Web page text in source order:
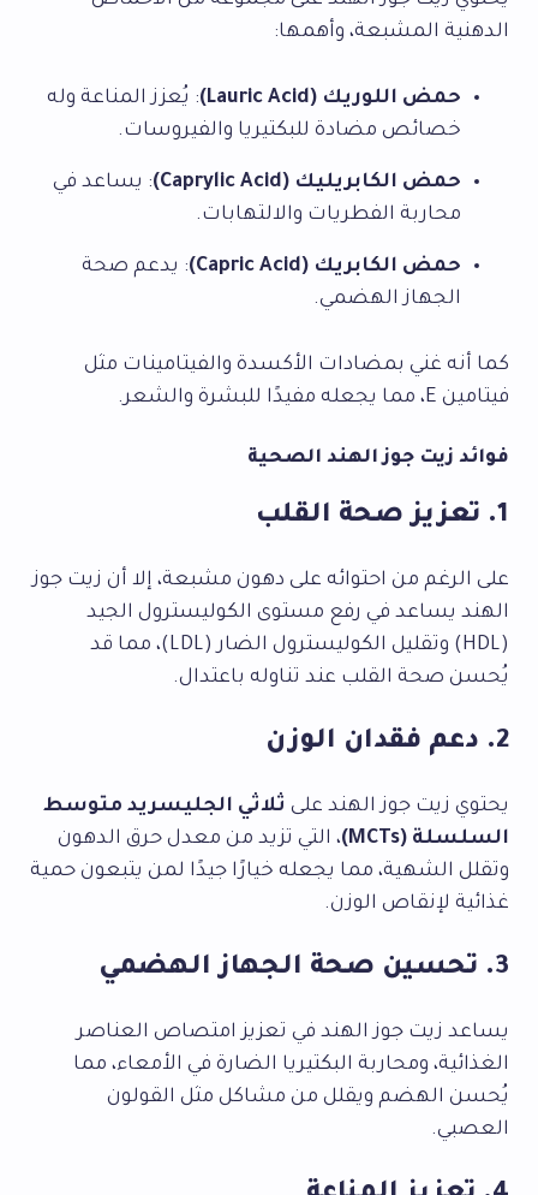
الدهنية المشبعة، وأهمها:
حمض اللوريك (Lauric Acid)
: يُعزز المناعة وله
خصائص مضادة للبكتيريا والفيروسات.
حمض الكابريليك (Caprylic Acid)
: يساعد في
محاربة الفطريات والالتهابات.
حمض الكابريك (Capric Acid)
: يدعم صحة
الجهاز الهضمي.
كما أنه غني بمضادات الأكسدة والفيتامينات مثل
فيتامين E، مما يجعله مفيدًا للبشرة والشعر.
فوائد زيت جوز الهند الصحية
1. تعزيز صحة القلب
على الرغم من احتوائه على دهون مشبعة، إلا أن زيت جوز
الهند يساعد في رفع مستوى الكوليسترول الجيد
(HDL) وتقليل الكوليسترول الضار (LDL)، مما قد
يُحسن صحة القلب عند تناوله باعتدال.
2. دعم فقدان الوزن
يحتوي زيت جوز الهند على ثلاثي الجليسريد متوسط
السلسلة (MCTs)
، التي تزيد من معدل حرق الدهون
وتقلل الشهية، مما يجعله خيارًا جيدًا لمن يتبعون حمية
غذائية لإنقاص الوزن.
3. تحسين صحة الجهاز الهضمي
يساعد زيت جوز الهند في تعزيز امتصاص العناصر
الغذائية، ومحاربة البكتيريا الضارة في الأمعاء، مما
يُحسن الهضم ويقلل من مشاكل مثل القولون
العصبي.